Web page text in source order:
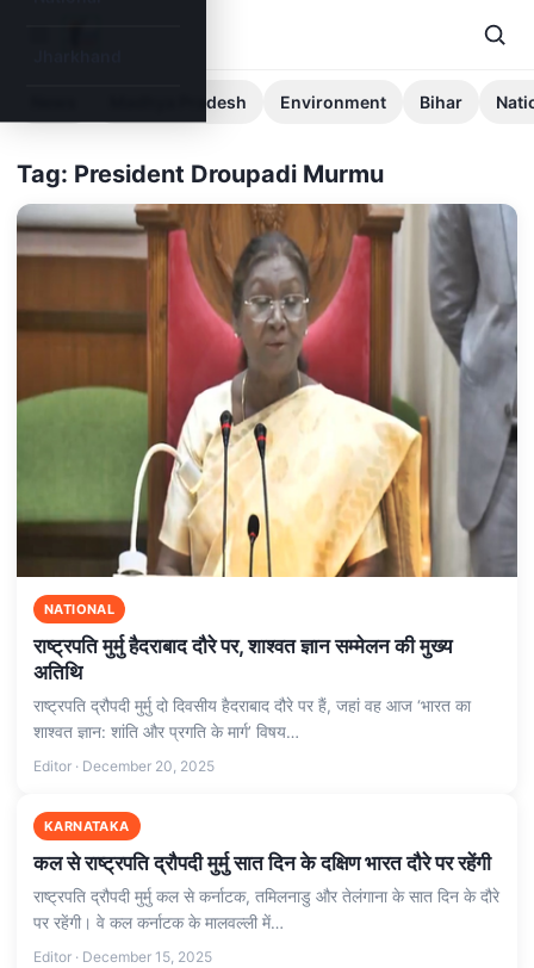
Madhya Pradesh Environment Bihar
Tag: President Droupadi Murmu
NATIONAL
राष्ट्रपति मुर्मु हैदराबाद दौरे पर, शाश्वत ज्ञान सम्मेलन की मुख्य
अतिथि
राष्ट्रपति द्रौपदी मुर्मु दो दिवसीय हैदराबाद दौरे पर हैं, जहां वह आज ‘भारत का
शाश्वत ज्ञान: शांति और प्रगति के मार्ग’ विषय…
Editor · December 20, 2025
KARNATAKA
कल से राष्ट्रपति द्रौपदी मुर्मु सात दिन के दक्षिण भारत दौरे पर रहेंगी
राष्ट्रपति द्रौपदी मुर्मु कल से कर्नाटक, तमिलनाडु और तेलंगाना के सात दिन के दौरे
पर रहेंगी। वे कल कर्नाटक के मालवल्ली में…
Editor · December 15, 2025